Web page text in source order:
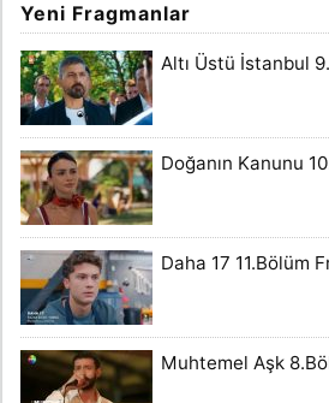
Yeni Fragmanlar
Altı Üstü İstanbul
Doğanın Kanunu
Daha 17 11.Bölüm
Muhtemel Aşk